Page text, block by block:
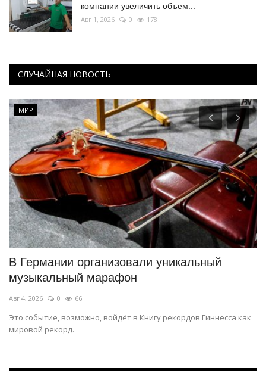
компании увеличить объем...
Авг 1, 2026 0 178
СЛУЧАЙНАЯ НОВОСТЬ
МИР
В Германии организовали уникальный
музыкальный марафон
Авг 4, 2026 0 66
Это событие, возможно, войдёт в Книгу рекордов Гиннесса как
мировой рекорд.